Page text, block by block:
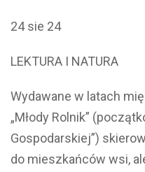
24 sie 24
LEKTURA I NATURA
Wydawane w latach
„Młody Rolnik”
Gospodarskiej”)
do mieszkańców wsi,